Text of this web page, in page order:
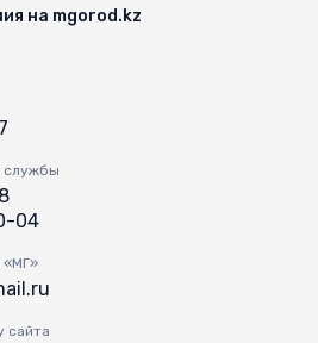
на mgorod.kz
службы
04
«МГ»
сайта